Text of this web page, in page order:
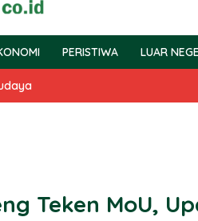
PERISTIWA LUAR
Teken MoU,